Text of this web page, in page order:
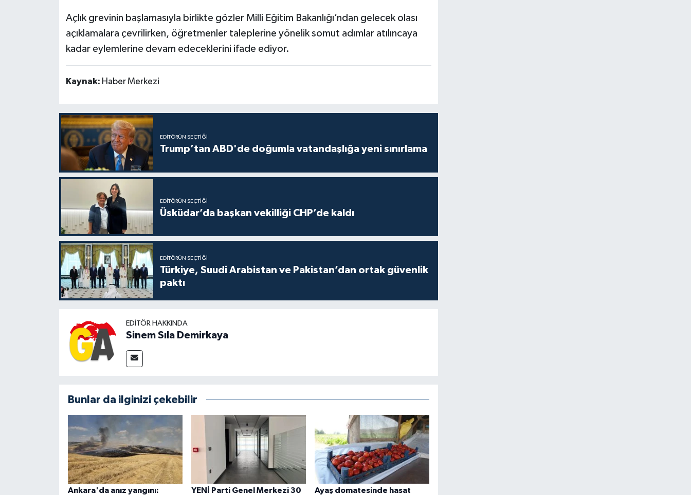
Açlık grevinin başlamasıyla birlikte gözler Milli Eğitim Bakanlığı’ndan gelecek olası
açıklamalara çevrilirken, öğretmenler taleplerine yönelik somut adımlar atılıncaya
kadar eylemlerine devam edeceklerini ifade ediyor.
Kaynak: Haber Merkezi
EDITÖRÜN SEÇTIĞI
Trump’tan ABD'de doğumla vatandaşlığa yeni sınırlama
EDITÖRÜN SEÇTIĞI
Üsküdar’da başkan vekilliği CHP’de kaldı
EDITÖRÜN SEÇTIĞI
Türkiye, Suudi Arabistan ve Pakistan’dan ortak güvenlik
paktı
EDITÖR HAKKINDA
Sinem Sıla Demirkaya
Bunlar da ilginizi çekebilir
Ankara'da anız yangını:
YENİ Parti Genel Merkezi 30
Ayaş domatesinde hasat